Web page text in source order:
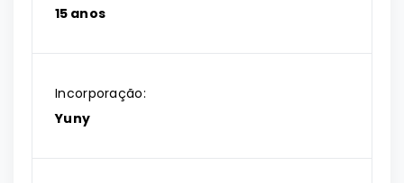
15 anos
Incorporação:
Yuny